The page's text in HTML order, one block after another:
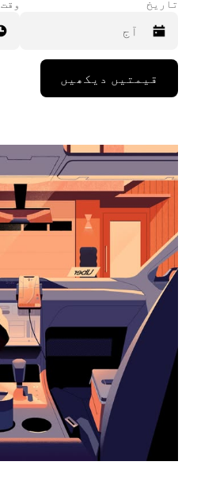
تاریخ
Press
down
interact
the
calendar
and
select
a
date.
Press
the
escape
button
the
calendar.
وقت
قیمتیں دیکھیں